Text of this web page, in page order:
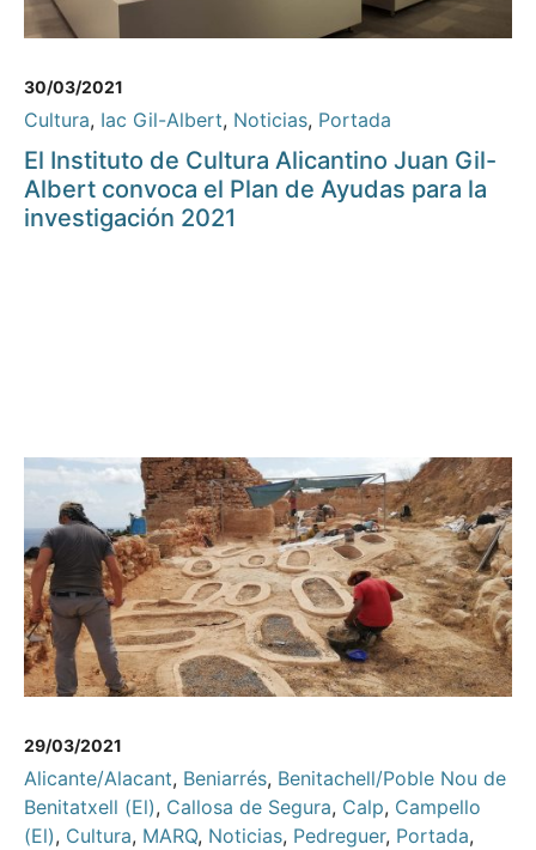
30/03/2021
Cultura, Iac Gil-Albert, Noticias, Portada
El Instituto de Cultura Alicantino Juan Gil-
Albert convoca el Plan de Ayudas para la
investigación 2021
29/03/2021
Alicante/Alacant, Beniarrés, Benitachell/Poble Nou de
Benitatxell (El), Callosa de Segura, Calp, Campello
(El), Cultura, MARQ, Noticias, Pedreguer, Portada,